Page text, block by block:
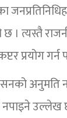
। त्यस्तै
प्रयोग
उल्लेख छ